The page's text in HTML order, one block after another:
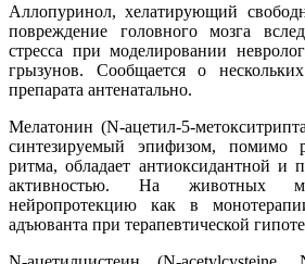
Аллопуринол, хелатирующий
повреждение головного мозга
стресса при моделировании
грызунов. Сообщается о
препарата антенатально.
Мелатонин (N-ацетил-5-
синтезируемый эпифизом, помимо
ритма, обладает антиоксидантной и
активностью. На животных
нейропротекцию как в
адъюванта при терапевтической